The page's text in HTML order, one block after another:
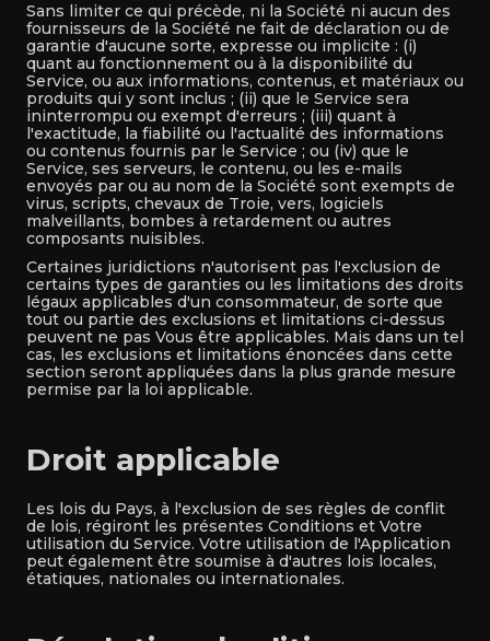
Sans limiter ce qui précède, ni la Société ni aucun des
fournisseurs de la Société ne fait de déclaration ou de
garantie d'aucune sorte, expresse ou implicite : (i)
quant au fonctionnement ou à la disponibilité du
Service, ou aux informations, contenus, et matériaux ou
produits qui y sont inclus ; (ii) que le Service sera
ininterrompu ou exempt d'erreurs ; (iii) quant à
l'exactitude, la fiabilité ou l'actualité des informations
ou contenus fournis par le Service ; ou (iv) que le
Service, ses serveurs, le contenu, ou les e-mails
envoyés par ou au nom de la Société sont exempts de
virus, scripts, chevaux de Troie, vers, logiciels
malveillants, bombes à retardement ou autres
composants nuisibles.
Certaines juridictions n'autorisent pas l'exclusion de
certains types de garanties ou les limitations des droits
légaux applicables d'un consommateur, de sorte que
tout ou partie des exclusions et limitations ci-dessus
peuvent ne pas Vous être applicables. Mais dans un tel
cas, les exclusions et limitations énoncées dans cette
section seront appliquées dans la plus grande mesure
permise par la loi applicable.
Droit applicable
Les lois du Pays, à l'exclusion de ses règles de conflit
de lois, régiront les présentes Conditions et Votre
utilisation du Service. Votre utilisation de l'Application
peut également être soumise à d'autres lois locales,
étatiques, nationales ou internationales.